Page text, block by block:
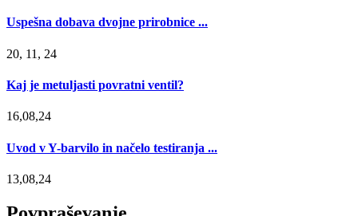
Uspešna dobava dvojne prirobnice ...
20, 11, 24
Kaj je metuljasti povratni ventil?
16,08,24
Uvod v Y-barvilo in načelo testiranja ...
13,08,24